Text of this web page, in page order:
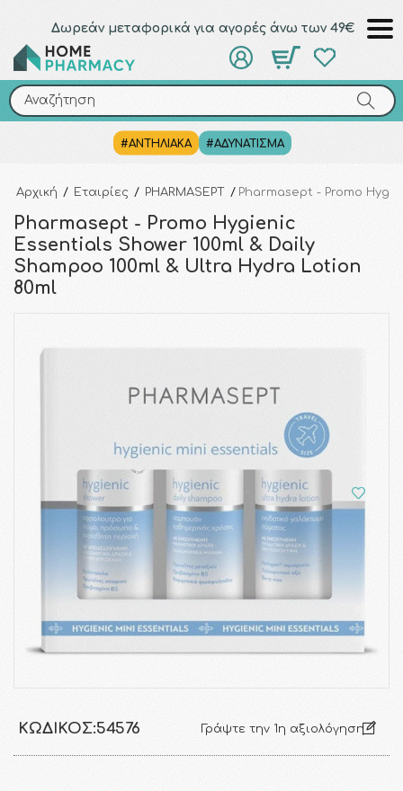
Δωρεάν μεταφορικά για αγορές άνω των 49€
Αναζήτηση
#ΑΝΤΗΛΙΑΚΑ #ΑΔΥΝΑΤΙΣΜΑ
Αναζήτηση
Αρχική / Εταιρίες / PHARMASEPT / Pharmasept - Promo
Pharmasept - Promo Hygienic
Essentials Shower 100ml & Daily
Shampoo 100ml & Ultra Hydra Lotion
80ml
ΚΩΔΙΚΌΣ:54576 Γράψτε την 1η αξιολόγηση